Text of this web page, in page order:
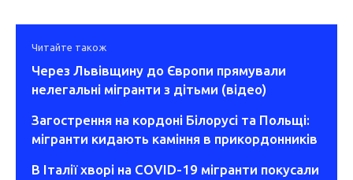
Читайте також
Через Львівщину до Європи прямували
нелегальні мігранти з дітьми (відео)
Загострення на кордоні Білорусі та Польщі:
мігранти кидають каміння в прикордонників
В Італії хворі на COVID-19 мігранти покусали